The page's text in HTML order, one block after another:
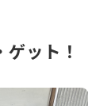
ット！